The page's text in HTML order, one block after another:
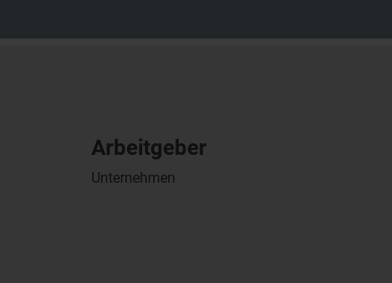
Arbeitgeber
Unternehmen